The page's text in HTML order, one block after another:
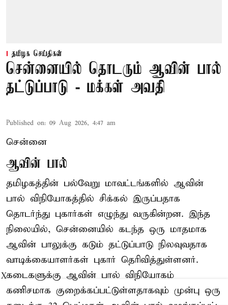
தமிழக செய்திகள்
சென்னையில் தொடரும் ஆவின் பால்
தட்டுப்பாடு - மக்கள் அவதி
Published on: 09 Aug 2026, 4:47 am
சென்னை
ஆவின் பால்
தமிழகத்தின் பல்வேறு மாவட்டங்களில் ஆவின்
பால் விநியோகத்தில் சிக்கல் இருப்பதாக
தொடர்ந்து புகார்கள் எழுந்து வருகின்றன. இந்த
நிலையில், சென்னையில் கடந்த ஒரு மாதமாக
ஆவின் பாலுக்கு கடும் தட்டுப்பாடு நிலவுவதாக
வாடிக்கையாளர்கள் புகார் தெரிவித்துள்ளனர்.
கடைகளுக்கு ஆவின் பால் விநியோகம்
கணிசமாக குறைக்கப்பட்டுள்ளதாகவும் முன்பு ஒரு
X